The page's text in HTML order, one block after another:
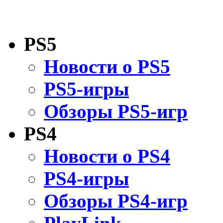
PS5
Новости о PS5
PS5-игры
Обзоры PS5-игр
PS4
Новости о PS4
PS4-игры
Обзоры PS4-игр